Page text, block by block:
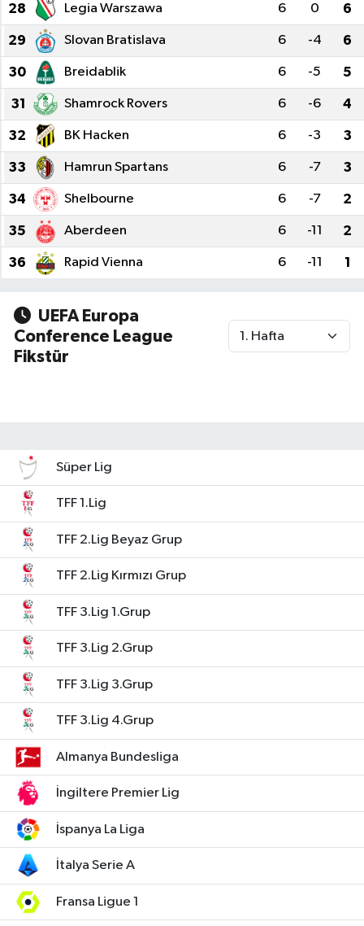
28 Legia Warszawa 6 0 6
29 Slovan Bratislava 6 -4 6
30 Breidablik 6 -5 5
31 Shamrock Rovers 6 -6 4
32 BK Hacken 6 -3 3
33 Hamrun Spartans 6 -7 3
34 Shelbourne 6 -7 2
35 Aberdeen 6 -11 2
36 Rapid Vienna 6 -11 1
UEFA Europa
Conference League
Fikstür
Süper Lig
TFF 1.Lig
TFF 2.Lig Beyaz Grup
TFF 2.Lig Kırmızı Grup
TFF 3.Lig 1.Grup
TFF 3.Lig 2.Grup
TFF 3.Lig 3.Grup
TFF 3.Lig 4.Grup
Almanya Bundesliga
İngiltere Premier Lig
İspanya La Liga
İtalya Serie A
Fransa Ligue 1